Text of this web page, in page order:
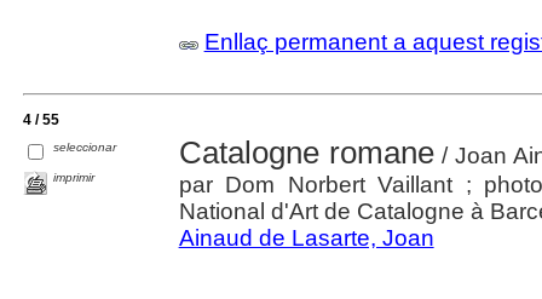
Enllaç permanent a aquest
4 / 55
seleccionar
imprimir
Catalogne romane/ Joan
par Dom Norbert Vaillant ;
National d'Art de Catalogne à
Ainaud de Lasarte, Joan